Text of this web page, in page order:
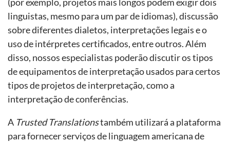
linguistas, mesmo para um par de idiomas), discussão
sobre diferentes dialetos, interpretações legais e o
uso de intérpretes certificados, entre outros. Além
disso, nossos especialistas poderão discutir os tipos
de equipamentos de interpretação usados ​​para certos
tipos de projetos de interpretação, como a
interpretação de conferências.
A Trusted Translationstambém utilizará a plataforma
para fornecer serviços de linguagem americana de